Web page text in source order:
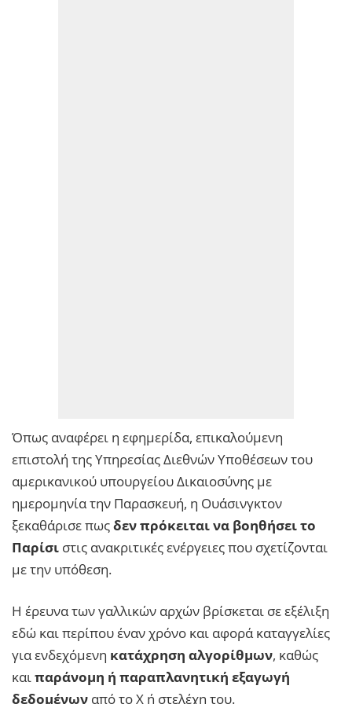
Όπως αναφέρει η εφημερίδα, επικαλούμενη
επιστολή της Υπηρεσίας Διεθνών Υποθέσεων του
αμερικανικού υπουργείου Δικαιοσύνης με
ημερομηνία την Παρασκευή, η Ουάσινγκτον
ξεκαθάρισε πωςδεν πρόκειται να βοηθήσει το
Παρίσι στις ανακριτικές ενέργειες που σχετίζονται
με την υπόθεση.
Η έρευνα των γαλλικών αρχών βρίσκεται σε εξέλιξη
εδώ και περίπου έναν χρόνο και αφορά καταγγελίες
για ενδεχόμενη κατάχρηση αλγορίθμων, καθώς
καιπαράνομη ή παραπλανητική εξαγωγή
δεδομένων από το X ή στελέχη του.